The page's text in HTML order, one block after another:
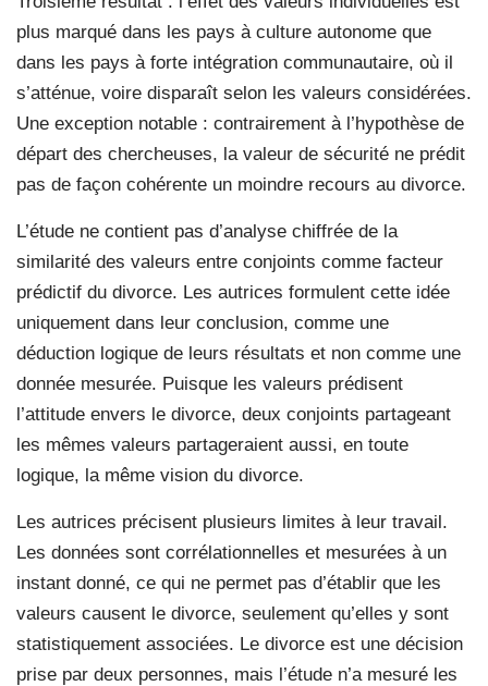
plus marqué dans les pays à culture autonome que
dans les pays à forte intégration communautaire, où il
s’atténue, voire disparaît selon les valeurs considérées.
Une exception notable : contrairement à l’hypothèse de
départ des chercheuses, la valeur de sécurité ne prédit
pas de façon cohérente un moindre recours au divorce.
L’étude ne contient pas d’analyse chiffrée de la
similarité des valeurs entre conjoints comme facteur
prédictif du divorce. Les autrices formulent cette idée
uniquement dans leur conclusion, comme une
déduction logique de leurs résultats et non comme une
donnée mesurée. Puisque les valeurs prédisent
l’attitude envers le divorce, deux conjoints partageant
les mêmes valeurs partageraient aussi, en toute
logique, la même vision du divorce.
Les autrices précisent plusieurs limites à leur travail.
Les données sont corrélationnelles et mesurées à un
instant donné, ce qui ne permet pas d’établir que les
valeurs causent le divorce, seulement qu’elles y sont
statistiquement associées. Le divorce est une décision
prise par deux personnes, mais l’étude n’a mesuré les